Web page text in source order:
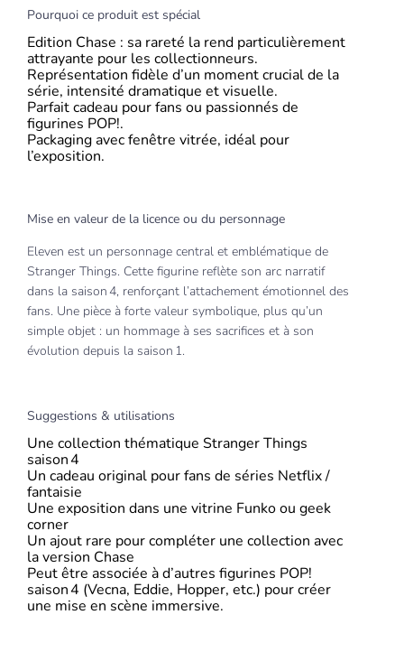
Pourquoi ce produit est spécial
Edition Chase : sa rareté la rend particulièrement
attrayante pour les collectionneurs.
Représentation fidèle d’un moment crucial de la
série, intensité dramatique et visuelle.
Parfait cadeau pour fans ou passionnés de
figurines POP!.
Packaging avec fenêtre vitrée, idéal pour
l’exposition.
Mise en valeur de la licence ou du personnage
Eleven est un personnage central et emblématique de
Stranger Things. Cette figurine reflète son arc narratif
dans la saison 4, renforçant l’attachement émotionnel des
fans. Une pièce à forte valeur symbolique, plus qu’un
simple objet : un hommage à ses sacrifices et à son
évolution depuis la saison 1.
Suggestions & utilisations
Une collection thématique Stranger Things
saison 4
Un cadeau original pour fans de séries Netflix /
fantaisie
Une exposition dans une vitrine Funko ou geek
corner
Un ajout rare pour compléter une collection avec
la version Chase
Peut être associée à d’autres figurines POP!
saison 4 (Vecna, Eddie, Hopper, etc.) pour créer
une mise en scène immersive.